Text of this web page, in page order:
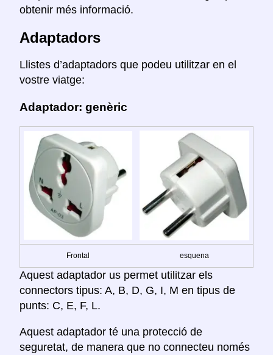
obtenir més informació.
Adaptadors
Llistes d’adaptadors que podeu utilitzar en el
vostre viatge:
Adaptador: genèric
Frontal esquena
Aquest adaptador us permet utilitzar els
connectors tipus: A, B, D, G, I, M en tipus de
punts: C, E, F, L.
Aquest adaptador té una protecció de
seguretat, de manera que no connecteu només